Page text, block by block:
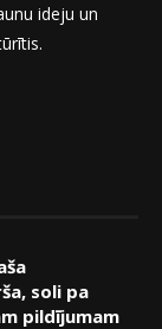
ideju un
soli pa
pildījumam